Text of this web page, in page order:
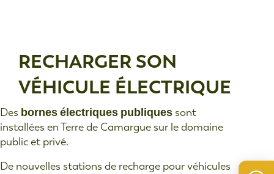
RECHARGER SON
VÉHICULE ÉLECTRIQUE
Des bornes électriques publiques sont
installées en Terre de Camargue sur le domaine
public et privé.
De nouvelles stations de recharge pour véhicules